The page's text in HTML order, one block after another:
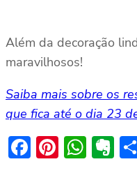
Além da decoração
maravilhosos!
Saiba mais sobre os
que fica até o dia 23
Facebook